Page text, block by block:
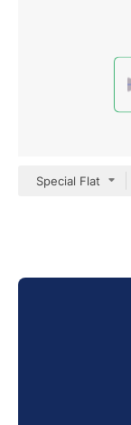
Special Flat